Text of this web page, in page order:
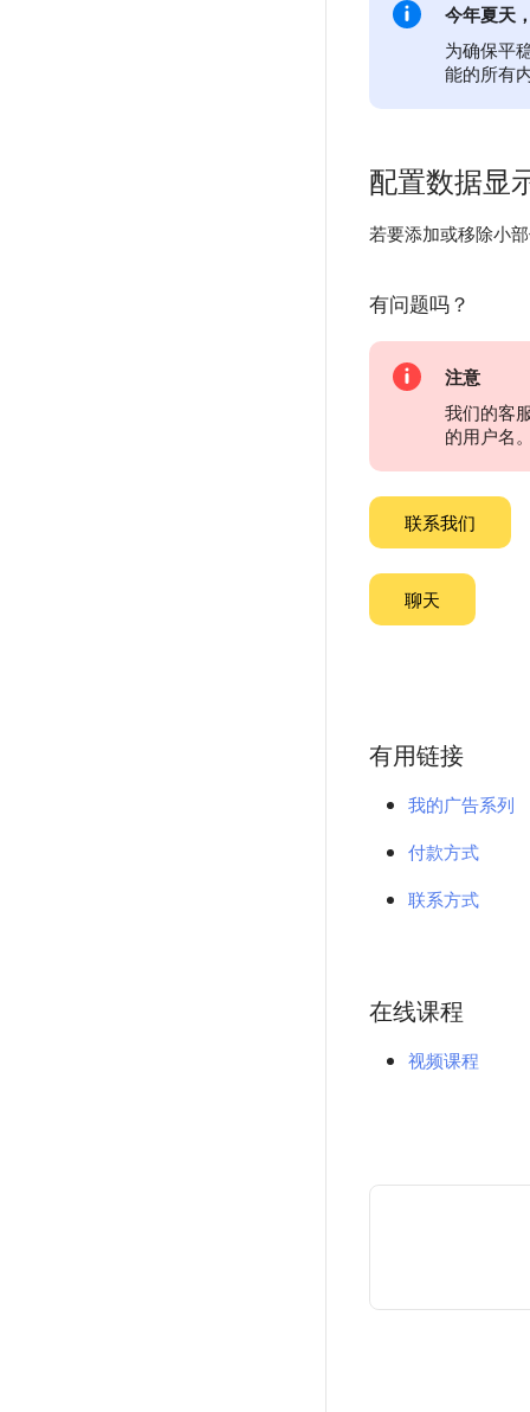
今年夏天
为确保平
能的所有
配置数据显
若要添加或移除小
有问题吗？
注意
我们的客
的用户名
联系我们
聊天
有用链接
我的广告系列
付款方式
联系方式
在线课程
视频课程